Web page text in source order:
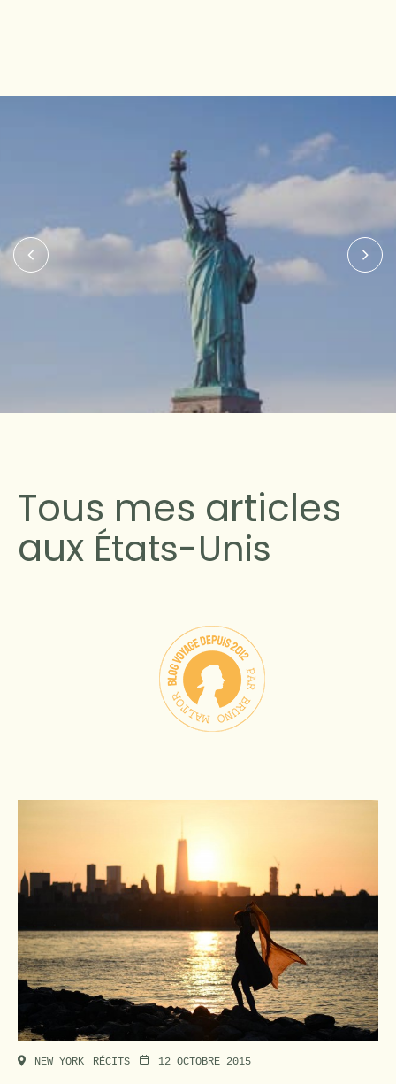
Tous mes articles
aux États-Unis
NEW YORK RÉCITS 12 OCTOBRE 2015